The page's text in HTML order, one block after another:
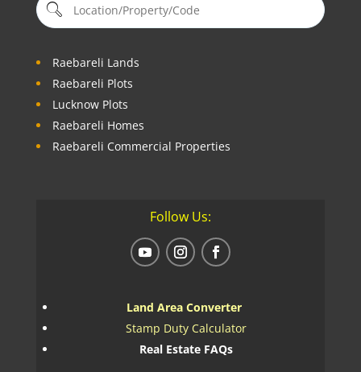
Raebareli Lands
Raebareli Plots
Lucknow Plots
Raebareli Homes
Raebareli Commercial Properties
Follow Us:
Land Area Converter
Stamp Duty Calculator
Real Estate FAQs